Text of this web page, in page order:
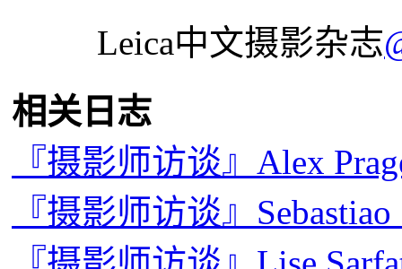
Leica中文摄影杂志
相关日志
『摄影师访谈』Alex
『摄影师访谈』